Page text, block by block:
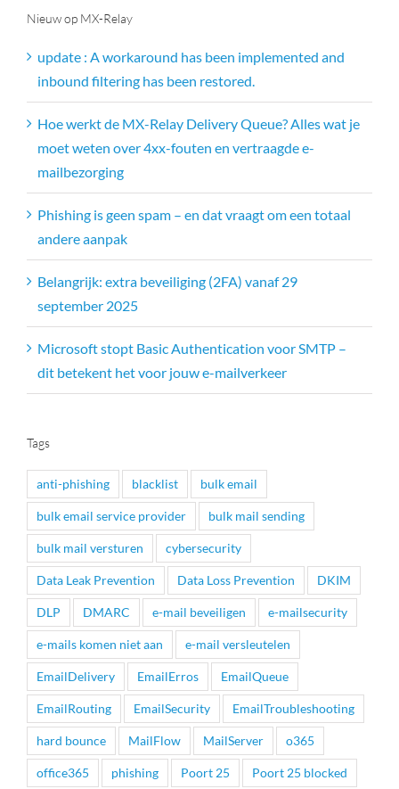
Nieuw op MX-Relay
update : A workaround has been implemented and
inbound filtering has been restored.
Hoe werkt de MX-Relay Delivery Queue? Alles wat je
moet weten over 4xx-fouten en vertraagde e-
mailbezorging
Phishing is geen spam – en dat vraagt om een totaal
andere aanpak
Belangrijk: extra beveiliging (2FA) vanaf 29
september 2025
Microsoft stopt Basic Authentication voor SMTP –
dit betekent het voor jouw e-mailverkeer
Tags
anti-phishing blacklist bulk email
bulk email service provider bulk mail sending
bulk mail versturen cybersecurity
Data Leak Prevention Data Loss Prevention DKIM
DLP DMARC e-mail beveiligen e-mailsecurity
e-mails komen niet aan e-mail versleutelen
EmailDelivery EmailErros EmailQueue
EmailRouting EmailSecurity EmailTroubleshooting
hard bounce MailFlow MailServer o365
office365 phishing Poort 25 Poort 25 blocked